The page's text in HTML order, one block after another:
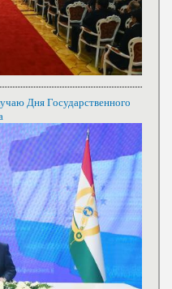
Дня Государственного